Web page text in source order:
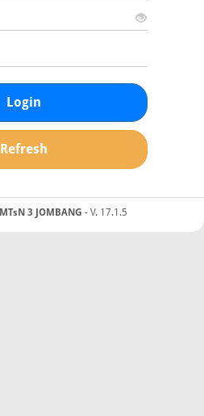
Login
Refresh
MTsN 3 JOMBANG - V. 17.1.5